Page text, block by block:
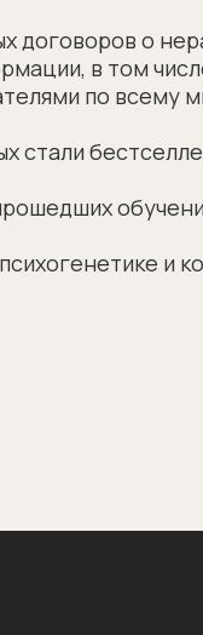
договоров о
в том
по всему
стали
и